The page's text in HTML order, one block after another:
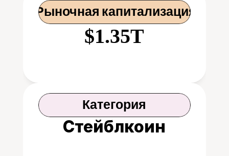
Рыночная капитализация
$1.35T
Категория
Стейблкоин